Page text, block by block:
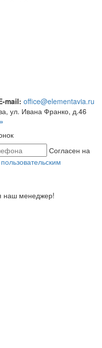
mail: office@elementavia.ru
ул. Ивана Франко, д.46
Согласен на
пользовательским
наш менеджер!